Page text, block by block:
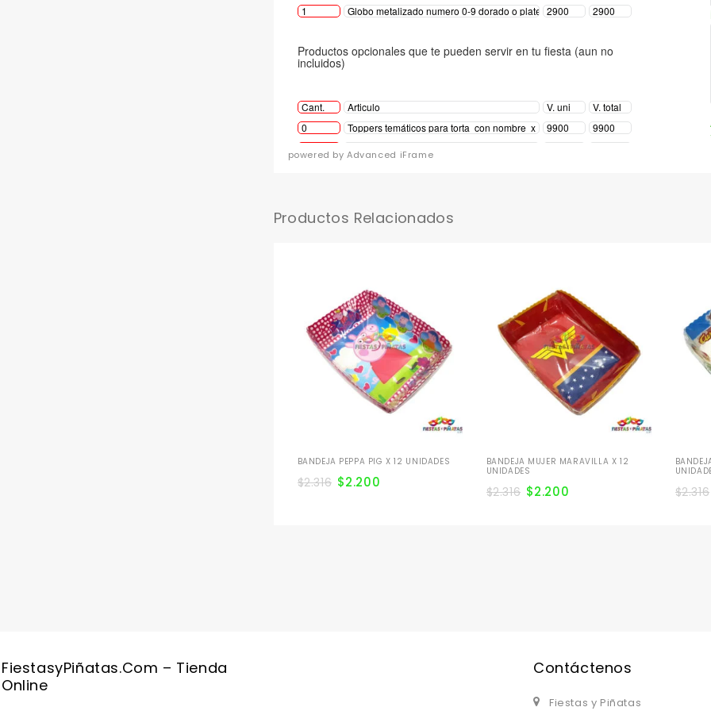
powered by Advanced iFrame
Productos Relacionados
BANDEJA PEPPA PIG X 12 UNIDADES
$2.316 $2.200
BANDEJA MUJER MARAVILLA X 12
UNIDADES
$2.316 $2.200 $2.316
FiestasyPiñatas.com – Tienda
Online
Contáctenos
Fiestas y Piñatas